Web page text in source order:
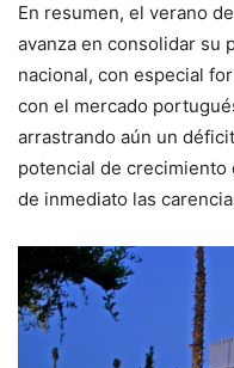
En resumen, el verano
avanza en consolidar su
nacional, con especial
con el mercado
arrastrando aún un
potencial de crecimiento
de inmediato las